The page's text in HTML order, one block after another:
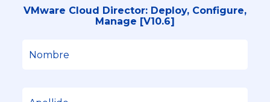
VMware Cloud Director: Deploy, Configure,
Manage [V10.6]